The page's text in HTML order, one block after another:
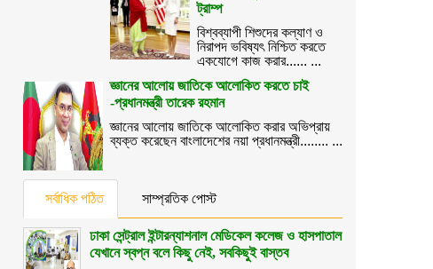
ট্রাম্প
বিশ্বব্যাপী শিশুদের কল্যাণ ও
নিরাপদ ভবিষ্যৎ নিশ্চিত করতে
একযোগে কাজ করার...... ...
জ্ঞানের আলোয় জাতিকে আলোকিত করতে চাই
-প্রধানমন্ত্রী তারেক রহমান
জ্ঞানের আলোয় জাতিকে আলোকিত করার অভিপ্রায়
ব্যক্ত করেছেন বাংলাদেশের নয়া প্রধানমন্ত্রী........ ...
সর্বাধিক পঠিত সাম্প্রতিক পোস্ট
ঢাকা সেন্ট্রাল ইন্টারন্যাশনাল মেডিকেল কলেজ ও হাসপাতাল
যেখানে স্বপ্ন বলে কিছু নেই, সবকিছুই বাস্তব